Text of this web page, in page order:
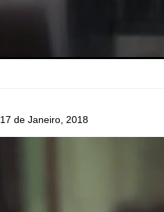
17 de Janeiro, 2018